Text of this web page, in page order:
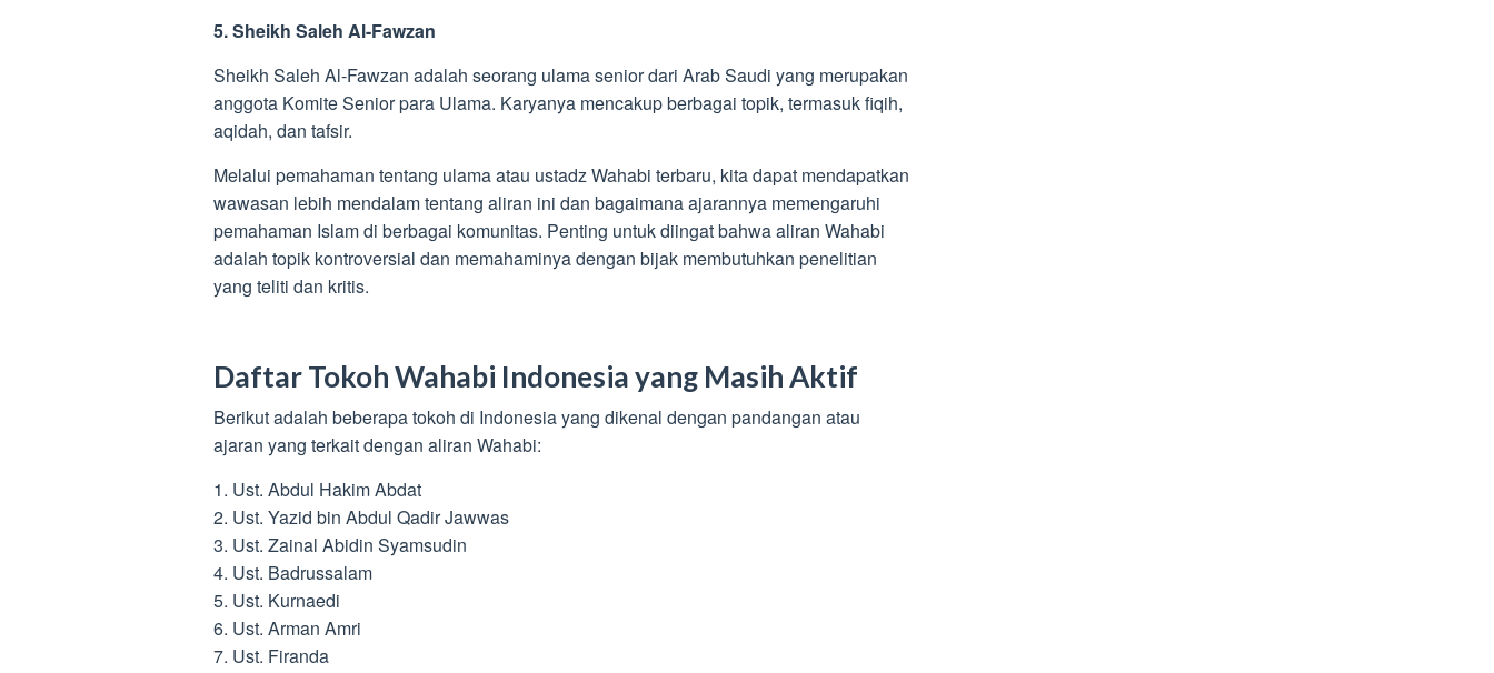
5. Sheikh Saleh Al-Fawzan
Sheikh Saleh Al-Fawzan adalah seorang ulama senior dari Arab Saudi yang merupakan
anggota Komite Senior para Ulama. Karyanya mencakup berbagai topik, termasuk fiqih,
aqidah, dan tafsir.
Melalui pemahaman tentang ulama atau ustadz Wahabi terbaru, kita dapat mendapatkan
wawasan lebih mendalam tentang aliran ini dan bagaimana ajarannya memengaruhi
pemahaman Islam di berbagai komunitas. Penting untuk diingat bahwa aliran Wahabi
adalah topik kontroversial dan memahaminya dengan bijak membutuhkan penelitian
yang teliti dan kritis.
Daftar Tokoh Wahabi Indonesia yang Masih Aktif
Berikut adalah beberapa tokoh di Indonesia yang dikenal dengan pandangan atau
ajaran yang terkait dengan aliran Wahabi:
1. Ust. Abdul Hakim Abdat
2. Ust. Yazid bin Abdul Qadir Jawwas
3. Ust. Zainal Abidin Syamsudin
4. Ust. Badrussalam
5. Ust. Kurnaedi
6. Ust. Arman Amri
7. Ust. Firanda